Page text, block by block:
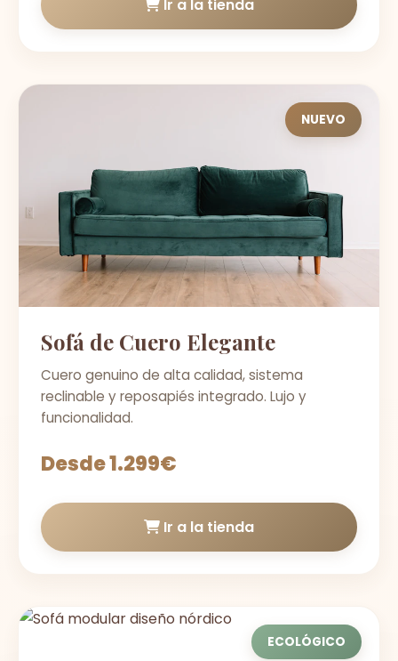
Ir a la tienda
NUEVO
Sofá de Cuero Elegante
Cuero genuino de alta calidad, sistema
reclinable y reposapiés integrado. Lujo y
funcionalidad.
Desde 1.299€
Ir a la tienda
ECOLÓGICO